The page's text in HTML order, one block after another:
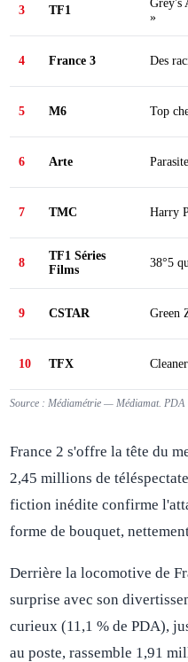
3 TF1
Grey's
»
4 France 3 Des
5 M6 Top
6 Arte
7 TMC Harry
8
TF1 Séries
Films
38°5
9 CSTAR Green
10 TFX
Source : Médiamétrie — Médiamat. PDA
France 2 s'offre la tête du
2,45 millions de
fiction inédite confirme
forme de bouquet,
Derrière la locomotive de
surprise avec son
curieux (11,1 % de PDA),
au poste, rassemble 1,91